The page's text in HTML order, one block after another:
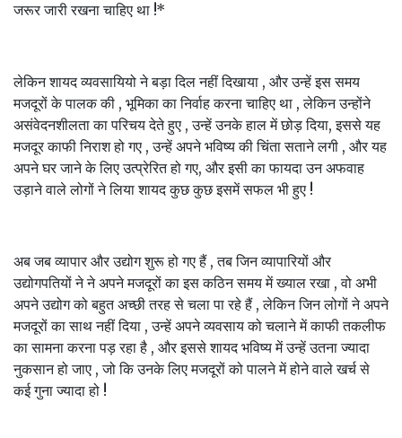
जरूर जारी रखना चाहिए था !*
लेकिन शायद व्यवसायियो ने बड़ा दिल नहीं दिखाया , और उन्हें इस समय
मजदूरों के पालक की , भूमिका का निर्वाह करना चाहिए था , लेकिन उन्होंने
असंवेदनशीलता का परिचय देते हुए , उन्हें उनके हाल में छोड़ दिया, इससे यह
मजदूर काफी निराश हो गए , उन्हें अपने भविष्य की चिंता सताने लगी , और यह
अपने घर जाने के लिए उत्प्रेरित हो गए, और इसी का फायदा उन अफवाह
उड़ाने वाले लोगों ने लिया शायद कुछ कुछ इसमें सफल भी हुए !
अब जब व्यापार और उद्योग शुरू हो गए हैं , तब जिन व्यापारियों और
उद्योगपतियों ने ने अपने मजदूरों का इस कठिन समय में ख्याल रखा , वो अभी
अपने उद्योग को बहुत अच्छी तरह से चला पा रहे हैं , लेकिन जिन लोगों ने अपने
मजदूरों का साथ नहीं दिया , उन्हें अपने व्यवसाय को चलाने में काफी तकलीफ
का सामना करना पड़ रहा है , और इससे शायद भविष्य में उन्हें उतना ज्यादा
नुकसान हो जाए , जो कि उनके लिए मजदूरों को पालने में होने वाले खर्च से
कई गुना ज्यादा हो !